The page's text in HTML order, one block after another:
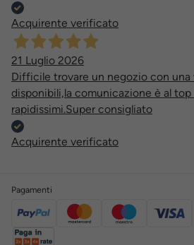
Acquirente verificato
21 Luglio 2026
Difficile trovare un negozio con una
disponibili,la comunicazione è al
rapidissimi.Super consigliato
Acquirente verificato
Pagamenti